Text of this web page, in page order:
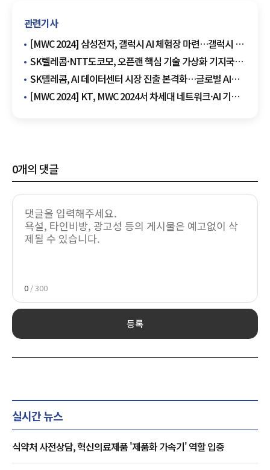
관련기사
[MWC 2024] 삼성전자, 갤럭시 AI 체험장 마련…갤럭시 링
디자인 첫 공개
SK텔레콤·NTT도코모, 오픈랜 핵심 기술 가상화 기지국
백서 공동 발간
SK텔레콤, AI 데이터센터 시장 진출 본격화…글로벌 AI
선도 기업 도약
[MWC 2024] KT, MWC 2024서 차세대 네트워크·AI 기술
0개의 댓글
0 / 300
등록
실시간 뉴스
식약처 사전상담, 혁신의료제품 '제품화 가속기' 역할 입증